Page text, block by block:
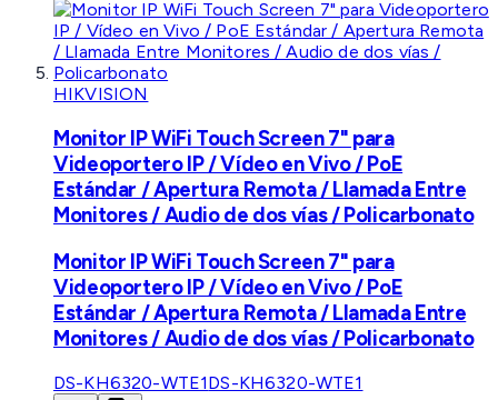
HIKVISION
Monitor IP WiFi Touch Screen 7" para
Videoportero IP / Vídeo en Vivo / PoE
Estándar / Apertura Remota / Llamada Entre
Monitores / Audio de dos vías / Policarbonato
Monitor IP WiFi Touch Screen 7" para
Videoportero IP / Vídeo en Vivo / PoE
Estándar / Apertura Remota / Llamada Entre
Monitores / Audio de dos vías / Policarbonato
DS-KH6320-WTE1DS-KH6320-WTE1